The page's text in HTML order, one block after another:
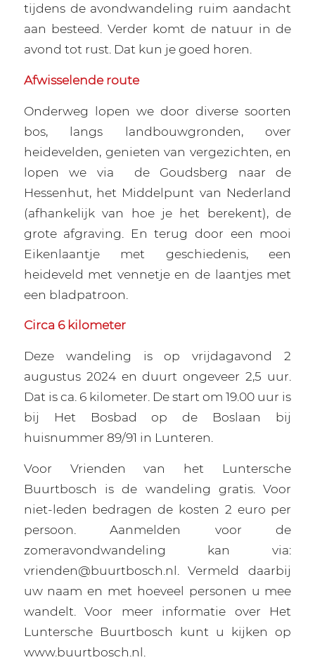
tijdens de avondwandeling ruim aandacht
aan besteed. Verder komt de natuur in de
avond tot rust. Dat kun je goed horen.
Afwisselende route
Onderweg lopen we door diverse soorten
bos, langs landbouwgronden, over
heidevelden, genieten van vergezichten, en
lopen we via
de Goudsberg naar de
Hessenhut, het Middelpunt van Nederland
(afhankelijk van hoe je het berekent), de
grote afgraving. En terug door een mooi
Eikenlaantje met geschiedenis, een
heideveld met vennetje en de laantjes met
een bladpatroon.
Circa 6 kilometer
Deze wandeling is op vrijdagavond 2
augustus 2024 en duurt ongeveer 2,5 uur.
Dat is ca. 6 kilometer. De start om 19.00 uur is
bij Het Bosbad op de Boslaan bij
huisnummer 89/91 in Lunteren.
Voor Vrienden van het Luntersche
Buurtbosch is de wandeling gratis. Voor
niet-leden bedragen de kosten 2 euro per
persoon. Aanmelden voor de
zomeravondwandeling kan via:
vrienden@buurtbosch.nl. Vermeld daarbij
uw naam en met hoeveel personen u mee
wandelt. Voor meer informatie over Het
Luntersche Buurtbosch kunt u kijken op
www.buurtbosch.nl.